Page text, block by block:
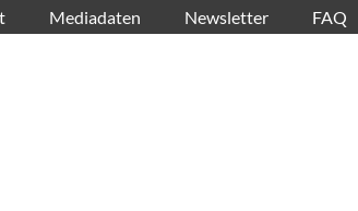
Mediadaten Newsletter FAQ